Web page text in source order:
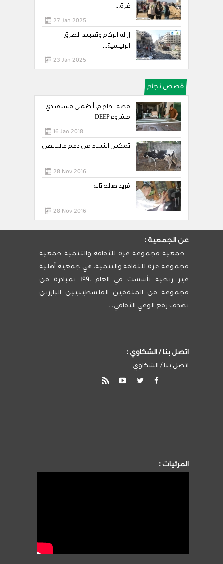
غزة...
27 Jan 2025
إزالة الركام وتعبيد الطرق
الرئيسية...
23 Jan 2025
قصص نجاح
قصة نجاح م. أ ضمن مستفيدي
مشروع DEEP
16 Jan 2018
تمكين النساء من دعم عائلاتهن
28 Nov 2016
فريد صالح تايه
28 Nov 2016
عن الجمعية :
جمعية مجموعة غزة للثقافة والتنمية جمعية
مجموعة غزة للثقافة والتنمية، هي جمعية أهلية
غير ربحية تأسست في العام 1990 بمبادرة من
مجموعة من المثقفين الفلسطينيين البارزين
بهدف رفع الوعي الثقافي...
اتصل بنا / الشكاوي :
اتصل بنا / الشكاوي
المرئيات :